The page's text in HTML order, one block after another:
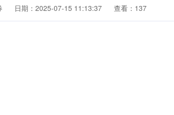
日期：2025-07-15 11:13:37 查看：137